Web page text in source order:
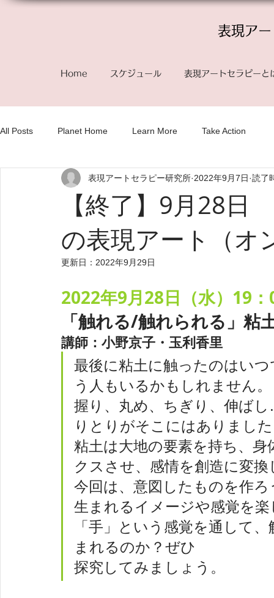
表現ア
Home スケジュール 表現アートセラピーと
All Posts Planet Home Learn More Take Action
【終了】9月28
の表現アート（
表現アートセラピー研究所 2022年9月7日 読了
更新日： 2022年9月29日
2022年9月28日（水）19
「触れる/触れられる」粘
講師：小野京子・玉利香里
最後に粘土に触ったのはい
う人もいるかもしれません。
握り、丸め、ちぎり、伸ば
りとりがそこにはありまし
粘土は大地の要素を持ち、
クスさせ、感情を創造に変
今回は、意図したものを作
生まれるイメージや感覚を
「手」という感覚を通して
まれるのか？ぜひ
探究してみましょう。